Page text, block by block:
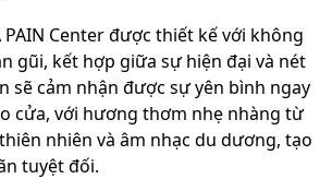
PAIN Center được thiết kế với không
gũi, kết hợp giữa sự hiện đại và nét
sẽ cảm nhận được sự yên bình ngay
cửa, với hương thơm nhẹ nhàng từ
nhiên và âm nhạc du dương, tạo
tuyệt đối.